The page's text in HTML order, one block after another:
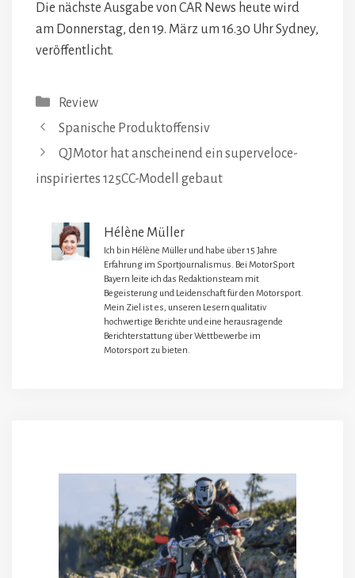
Die nächste Ausgabe von CAR News heute wird
am Donnerstag, den 19. März um 16.30 Uhr Sydney,
veröffentlicht.
Kategorien
Review
Spanische Produktoffensiv
QJMotor hat anscheinend ein superveloce-
inspiriertes 125CC-Modell gebaut
Hélène Müller
Ich bin Hélène Müller und habe über 15 Jahre
Erfahrung im Sportjournalismus. Bei MotorSport
Bayern leite ich das Redaktionsteam mit
Begeisterung und Leidenschaft für den Motorsport.
Mein Ziel ist es, unseren Lesern qualitativ
hochwertige Berichte und eine herausragende
Berichterstattung über Wettbewerbe im
Motorsport zu bieten.